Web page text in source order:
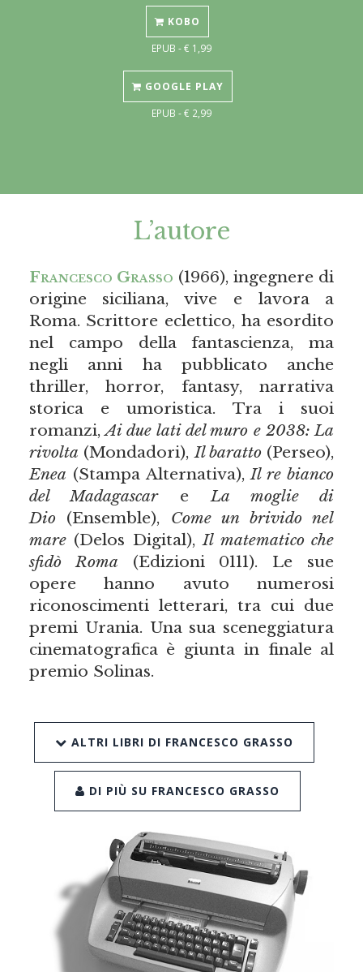
KOBO
EPUB - € 1,99
GOOGLE PLAY
EPUB - € 2,99
L’autore
Francesco Grasso (1966), ingegnere di
origine siciliana, vive e lavora a
Roma. Scrittore eclettico, ha esordito
nel campo della fantascienza, ma
negli anni ha pubblicato anche
thriller, horror, fantasy, narrativa
storica e umoristica. Tra i suoi
romanzi,Ai due lati del muro e 2038: La
rivolta (Mondadori),Il baratto(Perseo),
Enea (Stampa Alternativa),Il re bianco
del MadagascareLa moglie di
Dio(Ensemble), Come un brivido nel
mare(Delos Digital),Il matematico che
sfidò Roma (Edizioni 0111). Le sue
opere hanno avuto numerosi
riconoscimenti letterari, tra cui due
premi Urania. Una sua sceneggiatura
cinematografica è giunta in finale al
premio Solinas.
ALTRI LIBRI DI FRANCESCO GRASSO
DI PIÙ SU FRANCESCO GRASSO